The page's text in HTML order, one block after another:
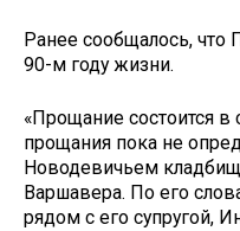
Ранее сообщалось, что
90-м году жизни.
«Прощание состоится в
прощания пока не
Новодевичьем
Варшавера. По его
рядом с его супругой,